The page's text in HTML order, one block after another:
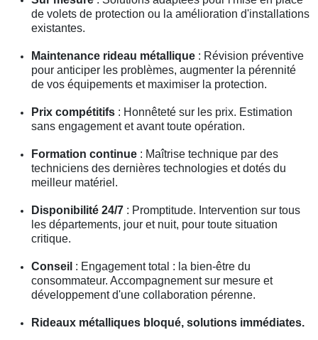
de volets de protection ou la amélioration d'installations
existantes.
Maintenance rideau métallique : Révision préventive
pour anticiper les problèmes, augmenter la pérennité
de vos équipements et maximiser la protection.
Prix compétitifs : Honnêteté sur les prix. Estimation
sans engagement et avant toute opération.
Formation continue : Maîtrise technique par des
techniciens des dernières technologies et dotés du
meilleur matériel.
Disponibilité 24/7 : Promptitude. Intervention sur tous
les départements, jour et nuit, pour toute situation
critique.
Conseil : Engagement total : la bien-être du
consommateur. Accompagnement sur mesure et
développement d'une collaboration pérenne.
Rideaux métalliques bloqué, solutions immédiates.